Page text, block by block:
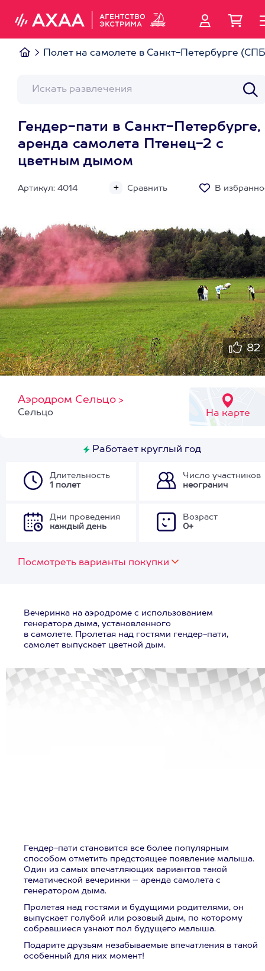
Полет на самолете в Санкт-Петербурге
Гендер-пати в Санкт-Петербурге,
аренда самолета Птенец-2 с
цветным дымом
Артикул: 4014 Сравнить В
82
Аэродром Сельцо >
На карте
Сельцо
Работает круглый год
Длительность
1 полет
Число участников
неогранич
Дни проведения
каждый день
Возраст
0+
Посмотреть варианты покупки
Вечеринка на аэродроме с использованием
генератора дыма, установленного
в самолете. Пролетая над гостями гендер-пати,
самолет выпускает цветной дым.
Гендер-пати становится все более популярным
способом отметить предстоящее появление малыша.
Один из самых впечатляющих вариантов такой
тематической вечеринки – аренда самолета с
генератором дыма.
Пролетая над гостями и будущими родителями, он
выпускает голубой или розовый дым, по которому
собравшиеся узнают пол будущего малыша.
Подарите друзьям незабываемые впечатления в такой
особенный для них момент!